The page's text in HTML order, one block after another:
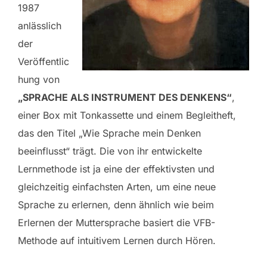
1987
anlässlich
der
Veröffentlic
hung von
„SPRACHE ALS INSTRUMENT DES DENKENS“,
einer Box mit Tonkassette und einem Begleitheft,
das den Titel „Wie Sprache mein Denken
beeinflusst“ trägt. Die von ihr entwickelte
Lernmethode ist ja eine der effektivsten und
gleichzeitig einfachsten Arten, um eine neue
Sprache zu erlernen, denn ähnlich wie beim
Erlernen der Muttersprache basiert die VFB-
Methode auf intuitivem Lernen durch Hören.